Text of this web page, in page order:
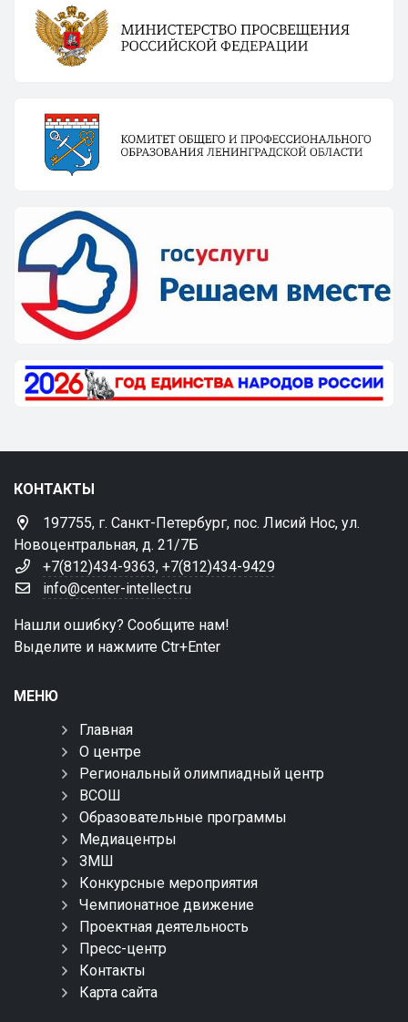
КОНТАКТЫ
197755, г. Санкт-Петербург, пос. Лисий Нос, ул.
Новоцентральная, д. 21/7Б
+7(812)434-9363, +7(812)434-9429
info@center-intellect.ru
Нашли ошибку? Сообщите нам!
Выделите и нажмите Ctr+Enter
МЕНЮ
Главная
О центре
Региональный олимпиадный центр
ВСОШ
Образовательные программы
Медиацентры
ЗМШ
Конкурсные мероприятия
Чемпионатное движение
Проектная деятельность
Пресс-центр
Контакты
Карта сайта